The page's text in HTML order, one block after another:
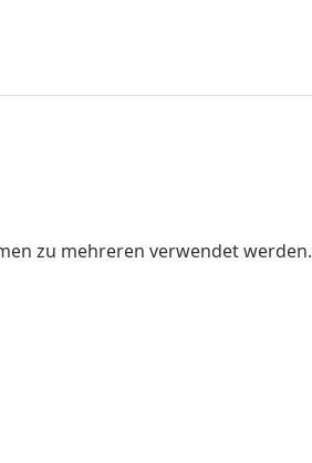
zu mehreren verwendet werden.